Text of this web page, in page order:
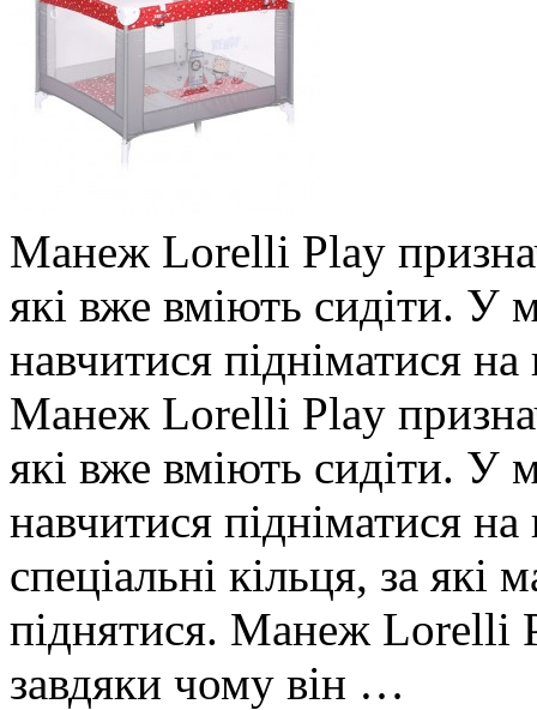
Манеж Lorelli Play
які вже вміють сидіти. У
навчитися підніматися
Манеж Lorelli Play
які вже вміють сидіти. У
навчитися підніматися
спеціальні кільця, за які
піднятися. Манеж Lorelli
завдяки чому він …